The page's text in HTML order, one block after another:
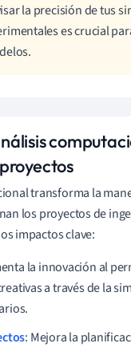
la precisión de tus
es crucial
transforma la
los proyectos de
impactos clave:
la innovación al
a través de la
: Mejora la